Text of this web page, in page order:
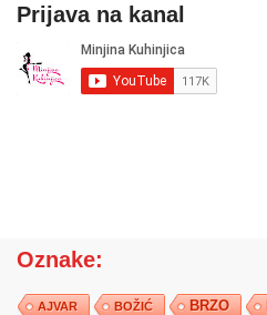
Prijava na kanal
Oznake:
AJVAR BOŽIĆ BRZO